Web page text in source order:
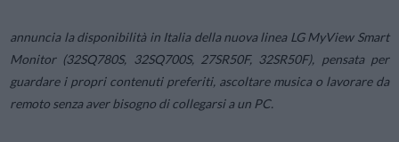
annuncia la disponibilità in Italia della nuova linea LG MyView Smart
Monitor (32SQ780S, 32SQ700S, 27SR50F, 32SR50F), pensata per
guardare i propri contenuti preferiti, ascoltare musica o lavorare da
remoto senza aver bisogno di collegarsi a un PC.